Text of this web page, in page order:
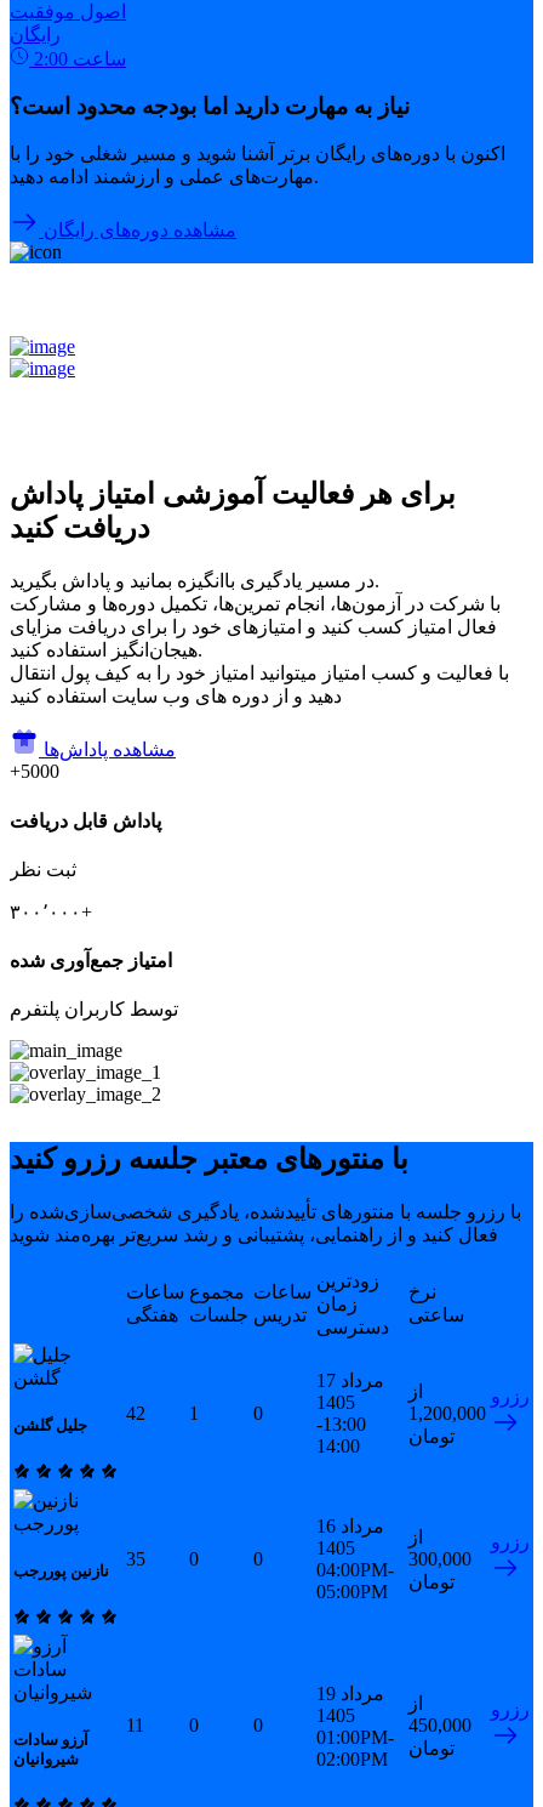
اصول موفقیت
رایگان
2:00 ساعت
نیاز به مهارت دارید اما بودجه محدود است؟
اکنون با دوره‌های رایگان برتر آشنا شوید و مسیر شغلی خود را با
مهارت‌های عملی و ارزشمند ادامه دهید.
مشاهده دوره‌های رایگان
برای هر فعالیت آموزشی امتیاز پاداش
دریافت کنید
در مسیر یادگیری باانگیزه بمانید و پاداش بگیرید.
با شرکت در آزمون‌ها، انجام تمرین‌ها، تکمیل دوره‌ها و مشارکت
فعال امتیاز کسب کنید و امتیازهای خود را برای دریافت مزایای
هیجان‌انگیز استفاده کنید.
با فعالیت و کسب امتیاز میتوانید امتیاز خود را به کیف پول انتقال
دهید و از دوره های وب سایت استفاده کنید
مشاهده پاداش‌ها
+5000
پاداش قابل دریافت
ثبت نظر
۳۰۰٬۰۰۰+
امتیاز جمع‌آوری شده
توسط کاربران پلتفرم
با منتورهای معتبر جلسه رزرو کنید
با رزرو جلسه با منتورهای تأییدشده، یادگیری شخصی‌سازی‌شده را
فعال کنید و از راهنمایی، پشتیبانی و رشد سریع‌تر بهره‌مند شوید
ساعات
هفتگی
مجموع
جلسات
ساعات
تدریس
زودترین
زمان
دسترسی
نرخ
ساعتی
جلیل گلشن
42 1 0
17 مرداد
1405
13:00-
14:00
از
1,200,000
تومان
رزرو
نازنین پوررجب
35 0 0
16 مرداد
1405
04:00PM-
05:00PM
از
300,000
تومان
رزرو
آرزو سادات
شیروانیان
11 0 0
19 مرداد
1405
01:00PM-
02:00PM
از
450,000
تومان
رزرو